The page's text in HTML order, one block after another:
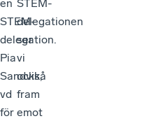
en
STEM-
delegation.
Pia
Sandvik,
vd
för
STEM-
delegationen
ser
vi
också
fram
emot